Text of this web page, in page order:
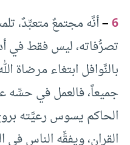
6
–أنَّه مجتمعٌ متعبِّدٌ،
تصرُّفاته، ليس فقط في
بالنَّوافل ابتغاء مرضاة
جميعاً، فالعمل في حسِّه
الحاكم يسوس رعيَّته بروح
القران، ويفقِّه الناس في